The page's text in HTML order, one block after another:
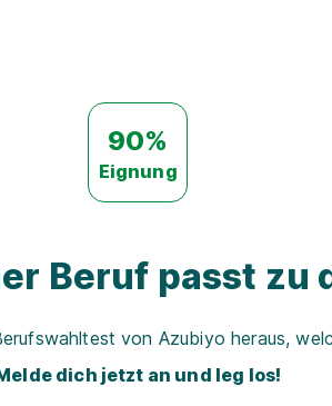
90%
Eignung
Beruf passt zu
von Azubiyo heraus,
dich jetzt an und leg los!